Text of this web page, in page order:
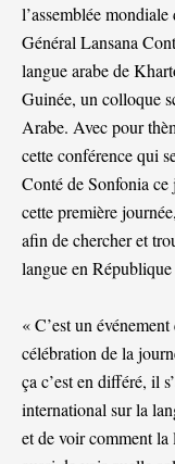
l’assemblée
Général Lansana
langue arabe de
Guinée, un colloque
Arabe. Avec pour
cette conférence qui
Conté de Sonfonia
cette première
afin de chercher et
langue en
« C’est un
célébration de la
ça c’est en différé, il
international sur la
et de voir comment la